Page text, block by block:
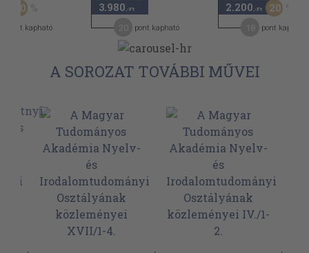
50
pont kapható
3.980 ,-Ft
pont kapható
2.200 ,-Ft 20
pont kapható
A SOROZAT TOVÁBBI MŰVEI